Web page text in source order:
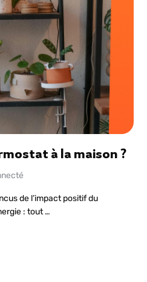
à la maison ?
de l’impact positif du
: tout …